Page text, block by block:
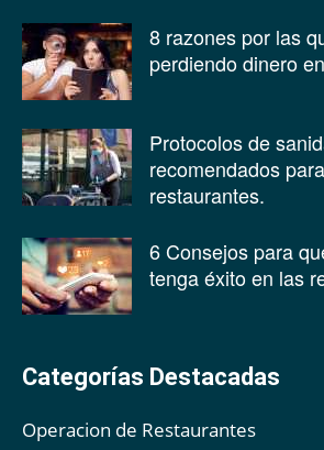
8 razones por las
perdiendo dinero
Protocolos de
recomendados
restaurantes.
6 Consejos para
tenga éxito en las
Categorías Destacadas
Operacion de Restaurantes